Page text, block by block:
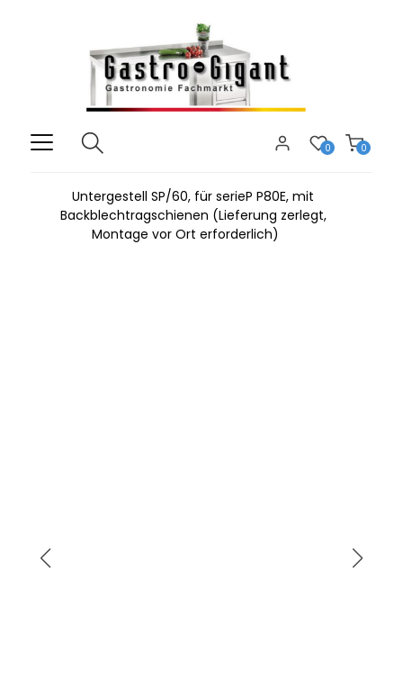
0
0
Untergestell SP/60, für serieP P80E, mit
Backblechtragschienen (Lieferung zerlegt,
Montage vor Ort erforderlich)